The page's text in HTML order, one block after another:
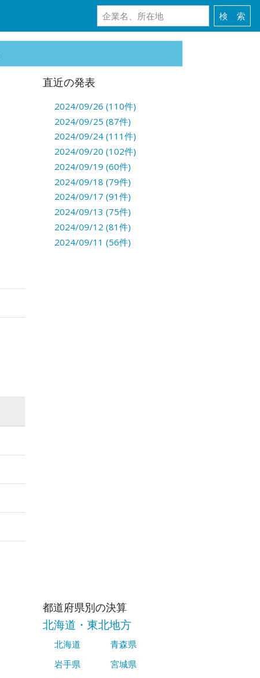
直近の発表
2024/09/26 (110件)
2024/09/25 (87件)
2024/09/24 (111件)
2024/09/20 (102件)
2024/09/19 (60件)
2024/09/18 (79件)
2024/09/17 (91件)
2024/09/13 (75件)
2024/09/12 (81件)
2024/09/11 (56件)
都道府県別の決算
北海道・東北地方
北海道
青森県
岩手県
宮城県